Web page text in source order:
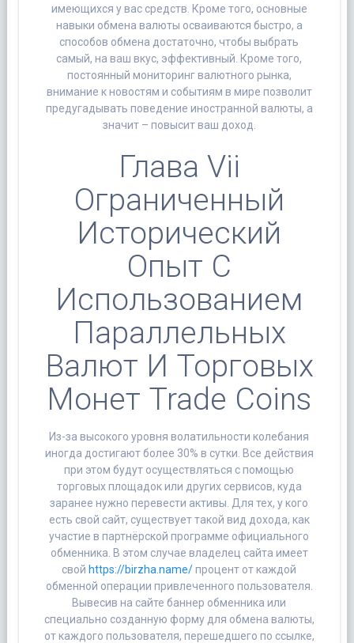
имеющихся у вас средств. Кроме того, основные
навыки обмена валюты осваиваются быстро, а
способов обмена достаточно, чтобы выбрать
самый, на ваш вкус, эффективный. Кроме того,
постоянный мониторинг валютного рынка,
внимание к новостям и событиям в мире позволит
предугадывать поведение иностранной валюты, а
значит – повысит ваш доход.
Глава Vii
Ограниченный
Исторический
Опыт С
Использованием
Параллельных
Валют И Торговых
Монет Trade Coins
Из-за высокого уровня волатильности колебания
иногда достигают более 30% в сутки. Все действия
при этом будут осуществляться с помощью
торговых площадок или других сервисов, куда
заранее нужно перевести активы. Для тех, у кого
есть свой сайт, существует такой вид дохода, как
участие в партнёрской программе официального
обменника. В этом случае владелец сайта имеет
свойhttps://birzha.name/процент от каждой
обменной операции привлеченного пользователя.
Вывесив на сайте баннер обменника или
специально созданную форму для обмена валюты,
от каждого пользователя, перешедшего по ссылке,